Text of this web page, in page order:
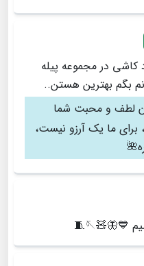
کاشی در مجموعه پیله
بگم بهترین هستن..
لطف و محبت شما
برای ما یک آرزو نیست،